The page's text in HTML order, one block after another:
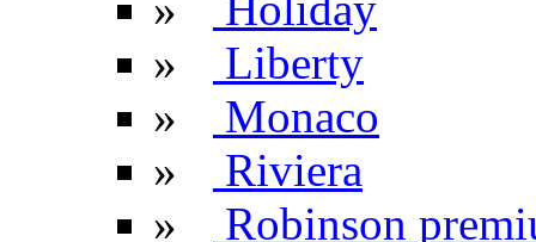
»
Liberty
»
Monaco
»
Riviera
»
Robinson